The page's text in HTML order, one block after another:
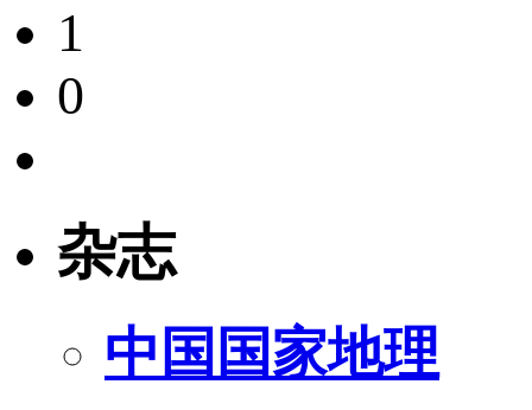
1
0
杂志
中国国家地理